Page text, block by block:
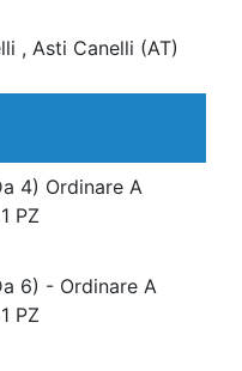
, Asti Canelli (AT)
4) Ordinare A
1 PZ
6) - Ordinare A
1 PZ